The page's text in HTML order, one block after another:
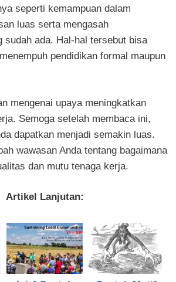
seperti kemampuan dalam
luas serta mengasah
sudah ada. Hal-hal tersebut bisa
pendidikan formal maupun
mengenai upaya meningkatkan
Semoga setelah membaca ini,
dapatkan menjadi semakin luas.
wawasan Anda tentang bagaimana
dan mutu tenaga kerja.
Artikel Lanjutan: